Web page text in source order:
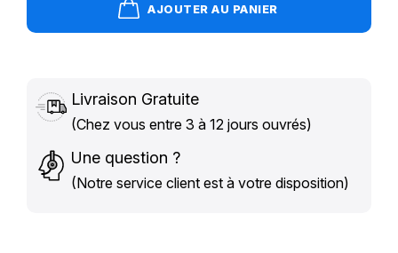
AJOUTER AU PANIER
Livraison Gratuite
(Chez vous entre 3 à 12 jours ouvrés)
Une question ?
(Notre service client est à votre disposition)